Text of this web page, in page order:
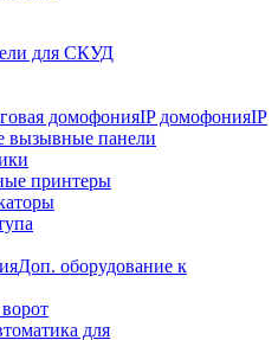
для СКУД
домофонияIP домофонияIP
вызывные панели
принтеры
Доп. оборудование к
для